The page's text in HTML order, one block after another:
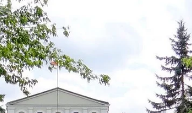
W 2023 r. region warszawski odnotował
najwyższy wskaźnik zatrudnienia wśród
państw członkowskich UE, ze
wskaźnikiem zatrudnien